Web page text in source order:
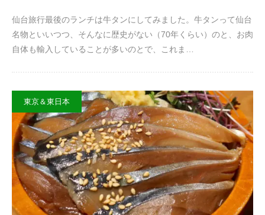
仙台旅行最後のランチは牛タンにしてみました。牛タンって仙台
名物といいつつ、そんなに歴史がない（70年くらい）のと、お肉
自体も輸入していることが多いのとで、これま…
東京＆東日本